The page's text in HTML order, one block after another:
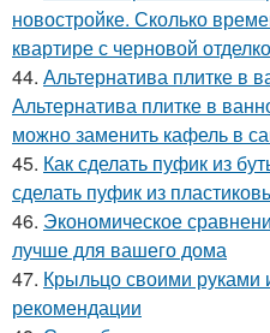
новостройке. Сколько
квартире с черновой
44. Альтернатива плитке в
Альтернатива плитке в
можно заменить кафель в
45. Как сделать пуфик из
сделать пуфик из
46. Экономическое
лучше для вашего дома
47. Крыльцо своими
рекомендации